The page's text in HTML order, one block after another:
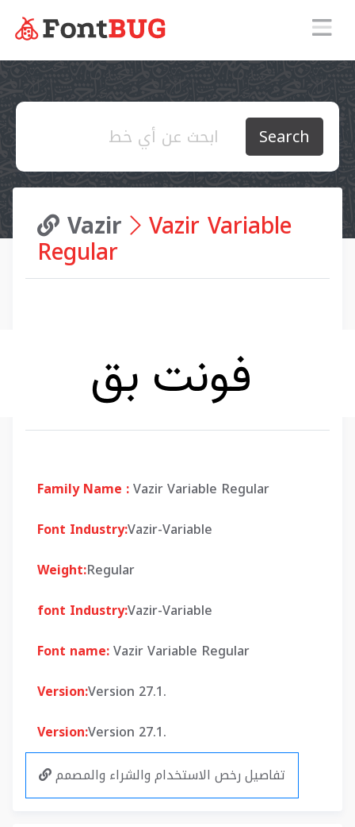
Search
Vazir Vazir Variable
Regular
Family Name :Vazir Variable Regular
Font Industry:Vazir-Variable
Weight:Regular
font Industry:Vazir-Variable
Font name:Vazir Variable Regular
Version:Version 27.1.
Version:Version 27.1.
تفاصيل رخص الاستخدام والشراء والمصمم